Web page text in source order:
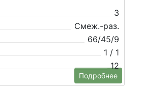
3
Смеж.-раз.
66/45/9
1 / 1
12
Подробнее